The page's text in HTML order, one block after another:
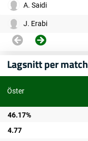
A. Saidi
J. Erabi
Lagsnitt per match
Öster
46.17%
4.77